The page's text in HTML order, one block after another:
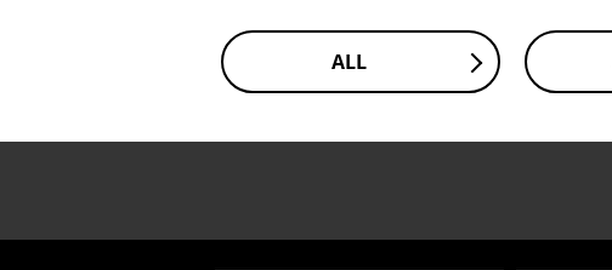
ALL